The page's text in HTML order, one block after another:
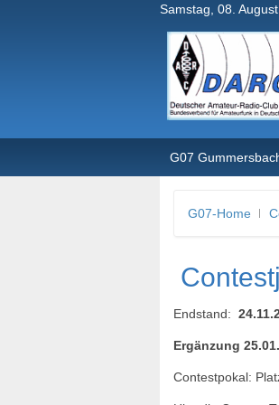
Samstag, 08.
G07
G07-Home
Endstand:
Ergänzung
Contestpokal: